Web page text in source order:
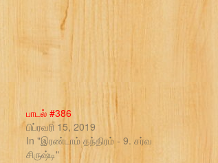
பாடல் #386
பிப்ரவரி 15, 2019
In "இரண்டாம் தந்திரம் - 9. சர்வ
சிருஷ்டி"